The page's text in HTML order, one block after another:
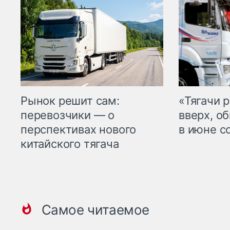
Рынок решит сам:
перевозчики — о
перспективах нового
китайского тягача
«Тягачи
вверх,
в июне
Самое читаемое